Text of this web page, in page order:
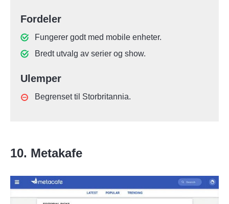
Fordeler
Fungerer godt med mobile enheter.
Bredt utvalg av serier og show.
Ulemper
Begrenset til Storbritannia.
10. Metakafe